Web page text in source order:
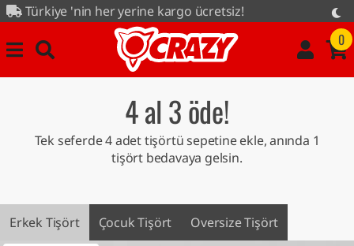
'nin her yerine kargo ücretsiz!
kampanyası tüm ürünlerde...
0
4 al 3 öde!
Tek seferde 4 adet tişörtü sepetine ekle, anında 1
tişört bedavaya gelsin.
Erkek Tişört Çocuk Tişört Oversize Tişört